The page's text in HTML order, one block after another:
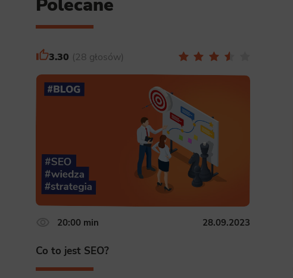
Polecane
3.30 28 głosów
20:00 min 28.09.2023
Co to jest SEO?